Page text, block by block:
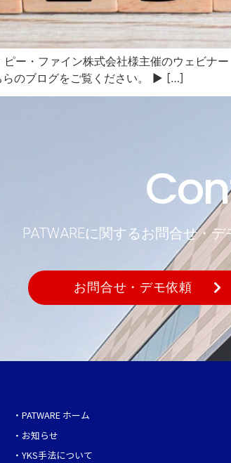
ー・ファイン株式会社様主催のウェビナ
らのブログをご覧ください。 ▶ […]
PATWAREに関するお問合せ・
お問合せ・デモ依頼
・ PATWARE ホーム
・ お知らせ
・ YKS手法について